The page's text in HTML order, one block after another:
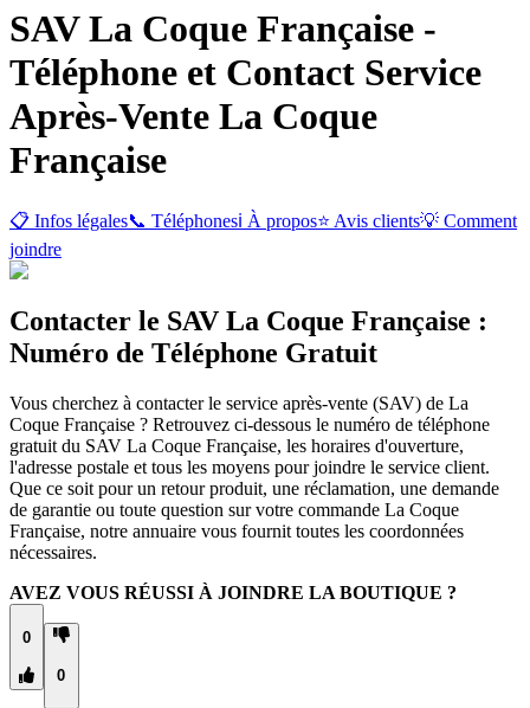
SAV La Coque Française -
Téléphone et Contact Service
Après-Vente La Coque
Française
📋 Infos légales📞 Téléphonesℹ️ À propos⭐ Avis clients💡 Comment
joindre
Contacter le SAV La Coque Française :
Numéro de Téléphone Gratuit
Vous cherchez à contacter le service après-vente (SAV) de La
Coque Française ? Retrouvez ci-dessous le numéro de téléphone
gratuit du SAV La Coque Française, les horaires d'ouverture,
l'adresse postale et tous les moyens pour joindre le service client.
Que ce soit pour un retour produit, une réclamation, une demande
de garantie ou toute question sur votre commande La Coque
Française, notre annuaire vous fournit toutes les coordonnées
nécessaires.
AVEZ VOUS RÉUSSI À JOINDRE LA BOUTIQUE ?
0
0